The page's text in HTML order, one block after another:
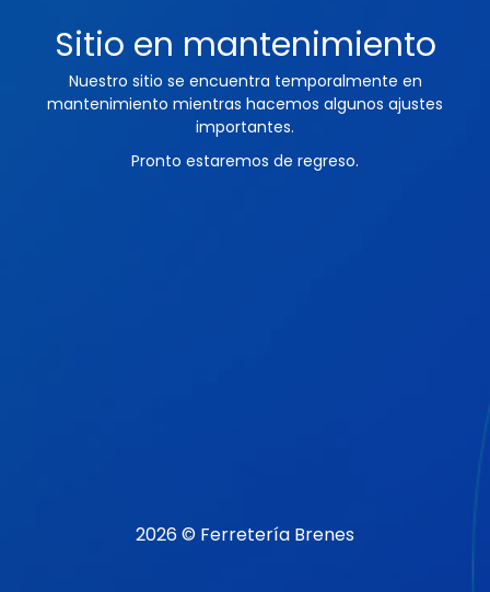
Sitio en mantenimiento
Nuestro sitio se encuentra temporalmente en
mantenimiento mientras hacemos algunos ajustes
importantes.
Pronto estaremos de regreso.
2026 © Ferretería Brenes